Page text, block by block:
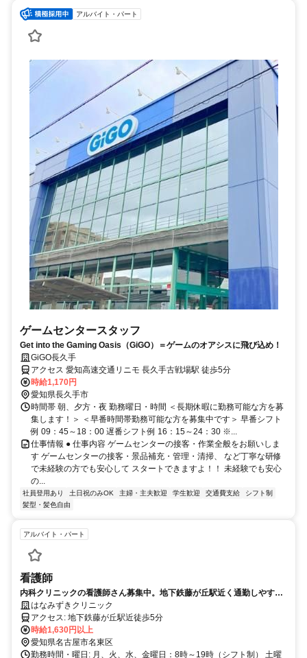
アルバイト・パート
ゲームセンタースタッフ
Get into the Gaming Oasis（GiGO）＝ゲームのオアシスに飛び込め！
GiGO長久手
アクセス 愛知高速交通リニモ 長久手古戦場駅 徒歩5分
時給1,170円
愛知県長久手市
時間帯 朝、夕方・夜 勤務曜日・時間 ＜長期休暇に勤務可能な方を募
集します！＞ ＜早番時間帯勤務可能な方を募集中です＞ 早番シフト
例 09：45～18：00 遅番シフト例 16：15～24：30 ※...
仕事情報 ● 仕事内容 ゲームセンターの接客・作業全般をお願いしま
す ゲームセンターの接客・景品補充・管理・清掃、 など丁寧な研修
で未経験の方でも安心して スタートできますよ！！ 未経験でも安心
の...
社員登用あり 土日祝のみOK 主婦・主夫歓迎 学生歓迎 交通費支給
シフト制
髪型・髪色自由
アルバイト・パート
看護師
内科クリニックの看護師さん募集中。地下鉄藤が丘駅近く通勤しやすく
残業も殆どありません。
はなみずきクリニック
アクセス: 地下鉄藤が丘駅近徒歩5分
時給1,630円以上
愛知県名古屋市名東区
勤務時間・曜日: 月、火、水、金曜日：8時～19時（シフト制） 土曜